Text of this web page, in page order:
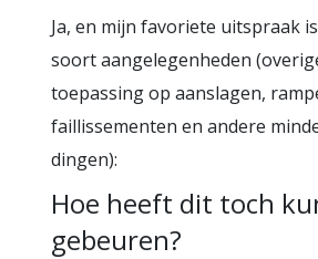
Ja, en mijn favoriete uitspraak
soort aangelegenheden
toepassing op aanslagen,
faillissementen en andere
dingen):
Hoe heeft dit toch
gebeuren?